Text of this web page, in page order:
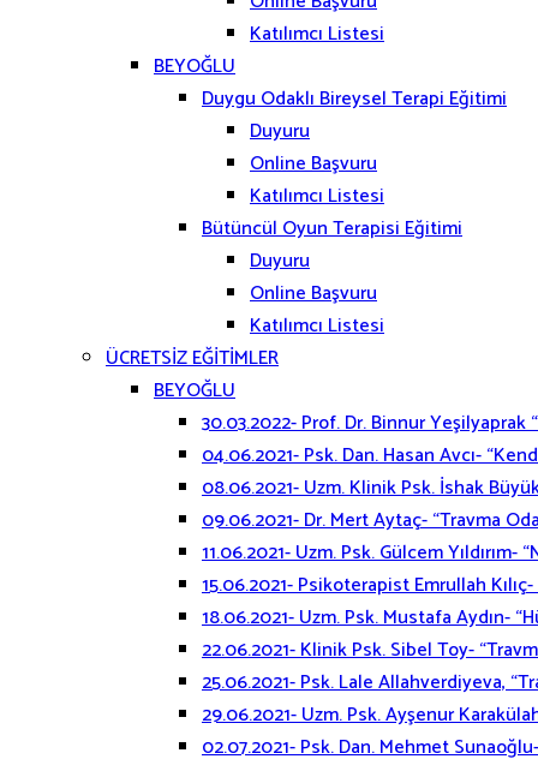
Katılımcı Listesi
BEYOĞLU
Duygu Odaklı Bireysel Terapi Eğitimi
Duyuru
Online Başvuru
Katılımcı Listesi
Bütüncül Oyun Terapisi Eğitimi
Duyuru
Online Başvuru
Katılımcı Listesi
ÜCRETSİZ EĞİTİMLER
BEYOĞLU
30.03.2022- Prof. Dr. Binnur
04.06.2021- Psk. Dan. Hasan Avcı-
08.06.2021- Uzm. Klinik Psk. İshak
09.06.2021- Dr. Mert Aytaç- “Travma
11.06.2021- Uzm. Psk. Gülcem
15.06.2021- Psikoterapist Emrullah
18.06.2021- Uzm. Psk. Mustafa Aydın-
22.06.2021- Klinik Psk. Sibel Toy-
25.06.2021- Psk. Lale Allahverdiyeva,
29.06.2021- Uzm. Psk. Ayşenur
02.07.2021- Psk. Dan. Mehmet